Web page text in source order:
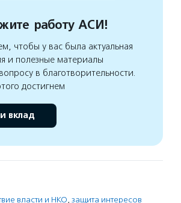
работу АСИ!
чтобы у вас была актуальная
и полезные материалы
в благотворительности.
достигнем
вклад
власти и НКО, защита интересов